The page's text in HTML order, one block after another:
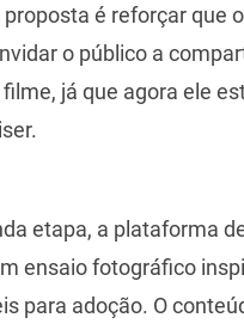
proposta é reforçar que
o público a
já que agora ele
etapa, a plataforma
ensaio fotográfico
para adoção. O